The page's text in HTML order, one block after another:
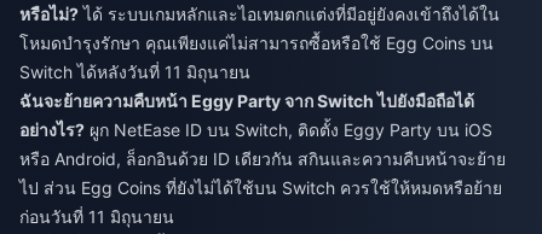
หรือไม่?ได้ ระบบเกมหลักและไอเทมตกแต่งที่มีอยู่ยังคงเข้าถึงได้ใน
โหมดบำรุงรักษา คุณเพียงแค่ไม่สามารถซื้อหรือใช้ Egg Coins บน
Switch ได้หลังวันที่ 11 มิถุนายน
ฉันจะย้ายความคืบหน้า Eggy Party จาก Switch ไปยังมือถือได้
อย่างไร? ผูก NetEase ID บน Switch, ติดตั้ง Eggy Party บน iOS
หรือ Android, ล็อกอินด้วย ID เดียวกัน สกินและความคืบหน้าจะย้าย
ไป ส่วน Egg Coins ที่ยังไม่ได้ใช้บน Switch ควรใช้ให้หมดหรือย้าย
ก่อนวันที่ 11 มิถุนายน